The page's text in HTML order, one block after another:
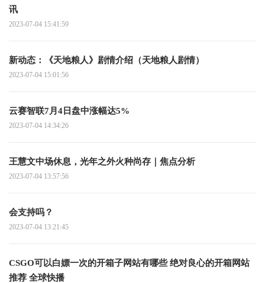
讯
2023-07-04 15:41:59
新动态：《天地粮人》剧情介绍（天地粮人剧情）
2023-07-04 15:01:56
云赛智联7月4日盘中涨幅达5%
2023-07-04 14:34:26
王慧文中场休息，光年之外火种尚存｜焦点分析
2023-07-04 13:57:56
会支持吗？
2023-07-04 13:21:45
CSGO可以白嫖一次的开箱子网站有哪些 绝对良心的开箱网站
推荐 全球快播